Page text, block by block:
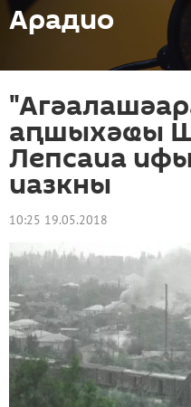
Арадио
аԥшыхәҩы
Лепсаиа
иазкны
10:25 19.05.2018